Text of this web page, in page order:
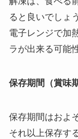
ると良いでしょう
電子レンジで加
ラが出来る可能
保存期間（賞味
保存期間はおよ
それ以上保存す